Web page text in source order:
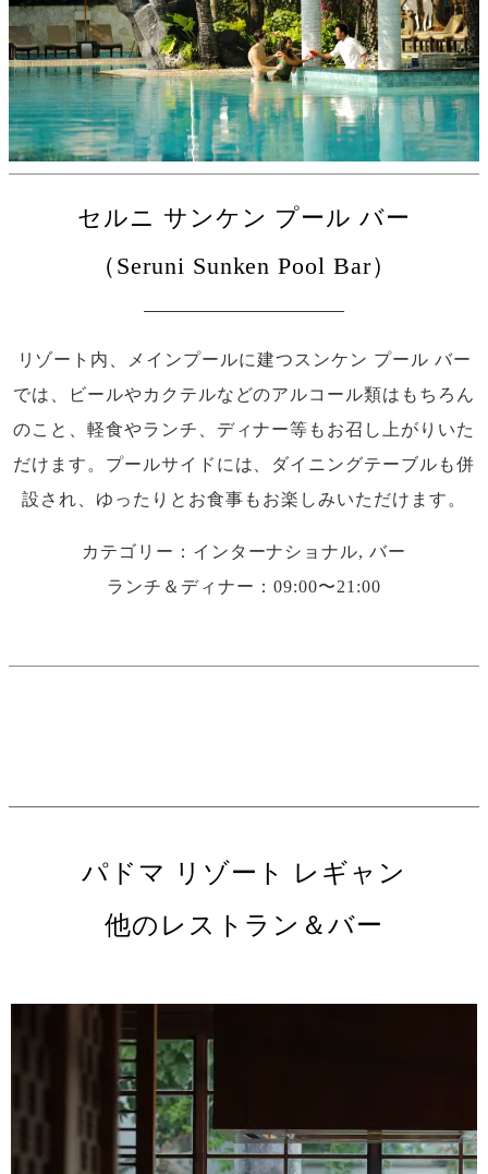
セルニ サンケン プール バー
（Seruni Sunken Pool Bar）
リゾート内、メインプールに建つスンケン プール バー
では、ビールやカクテルなどのアルコール類はもちろん
のこと、軽食やランチ、ディナー等もお召し上がりいた
だけます。プールサイドには、ダイニングテーブルも併
設され、ゆったりとお食事もお楽しみいただけます。
カテゴリー：インターナショナル, バー
ランチ＆ディナー：09:00〜21:00
パドマ リゾート レギャン
他のレストラン＆バー